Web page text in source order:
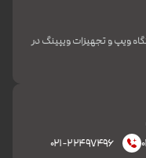
ویپ و تجهیزات ویپینگ در
۰۲۱-۲۲۴۹۷۴۹۶